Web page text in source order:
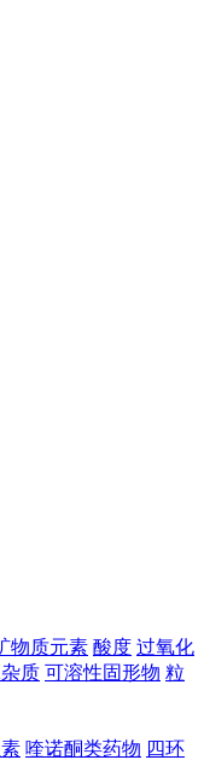
物质元素 酸度 过氧化
质 可溶性固形物 粒
喹诺酮类药物 四环